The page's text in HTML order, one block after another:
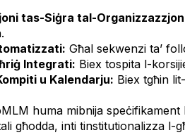
tas-Siġra tal-
Għal sekwenzi ta’
Integrati: Biex tospita l-
u Kalendarju: Biex tgħin
huma mibnija
għodda, inti tinstitutionalizza